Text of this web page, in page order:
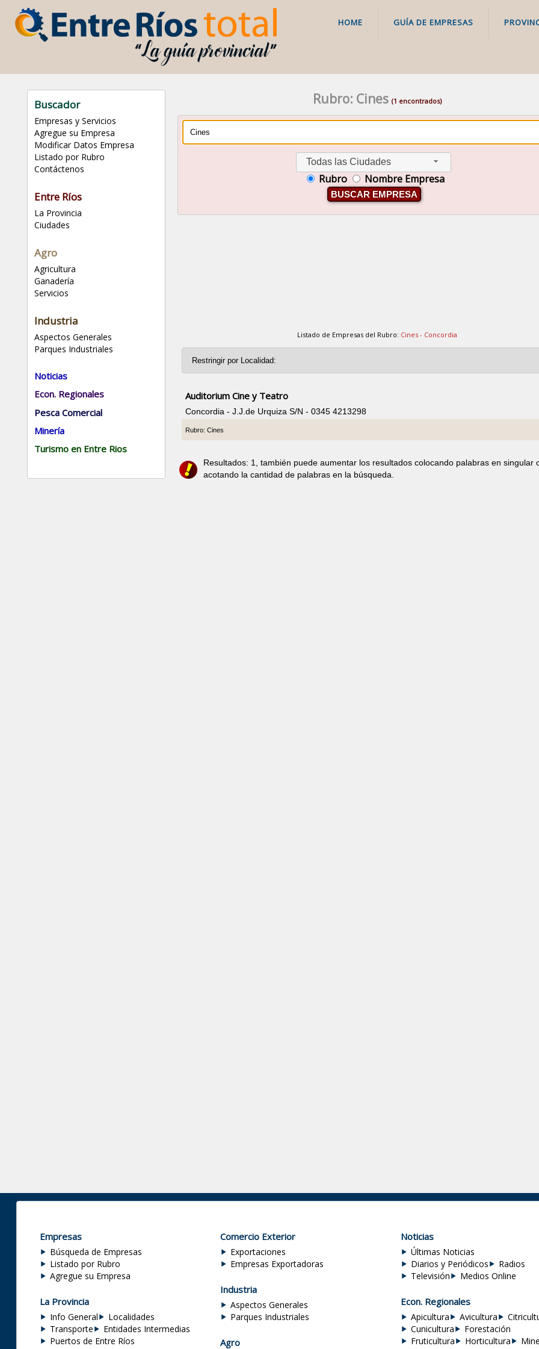
HOME GUÍA DE EMPRESAS
Buscador
Empresas y Servicios
Agregue su Empresa
Modificar Datos Empresa
Listado por Rubro
Contáctenos
Entre Ríos
La Provincia
Ciudades
Agro
Agricultura
Ganadería
Servicios
Industria
Aspectos Generales
Parques Industriales
Noticias
Econ. Regionales
Pesca Comercial
Minería
Turismo en Entre Rios
Rubro: Cines(1 encontrados)
Todas las Ciudades
Rubro Nombre Empresa
BUSCAR EMPRESA
Listado de Empresas del Rubro: Cines - Concordia
Auditorium Cine y Teatro
Concordia - J.J.de Urquiza S/N - 0345 4213298
Rubro: Cines
Resultados: 1, también puede aumentar los resultados colocando palabras en singular
acotando la cantidad de palabras en la búsqueda.
Empresas
Búsqueda de Empresas
Listado por Rubro
Agregue su Empresa
La Provincia
Info General
Localidades
Transporte
Entidades Intermedias
Puertos de Entre Ríos
Comercio Exterior
Exportaciones
Empresas Exportadoras
Industria
Aspectos Generales
Parques Industriales
Agro
Noticias
Últimas Noticias
Diarios y Periódicos
Radios
Televisión
Medios Online
Econ. Regionales
Apicultura Avicultura
Cunicultura
Forestación
Fruticultura
Horticultura